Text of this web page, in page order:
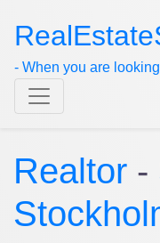
- When you are
Realtor -